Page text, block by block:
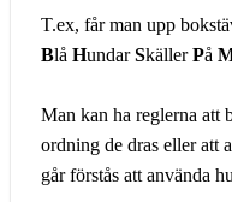
T.ex, får man upp
Blå HundarSkällerPå
Man kan ha reglerna att
ordning de dras eller att
går förstås att använda